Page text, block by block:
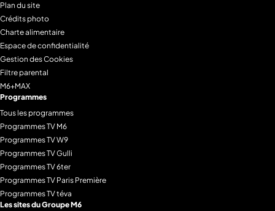
Plan du site
Crédits photo
Charte alimentaire
Espace de confidentialité
Gestion des Cookies
Filtre parental
M6+MAX
Programmes
Tous les programmes
Programmes TV M6
Programmes TV W9
Programmes TV Gulli
Programmes TV 6ter
Programmes TV Paris Première
Programmes TV téva
Les sites du Groupe M6